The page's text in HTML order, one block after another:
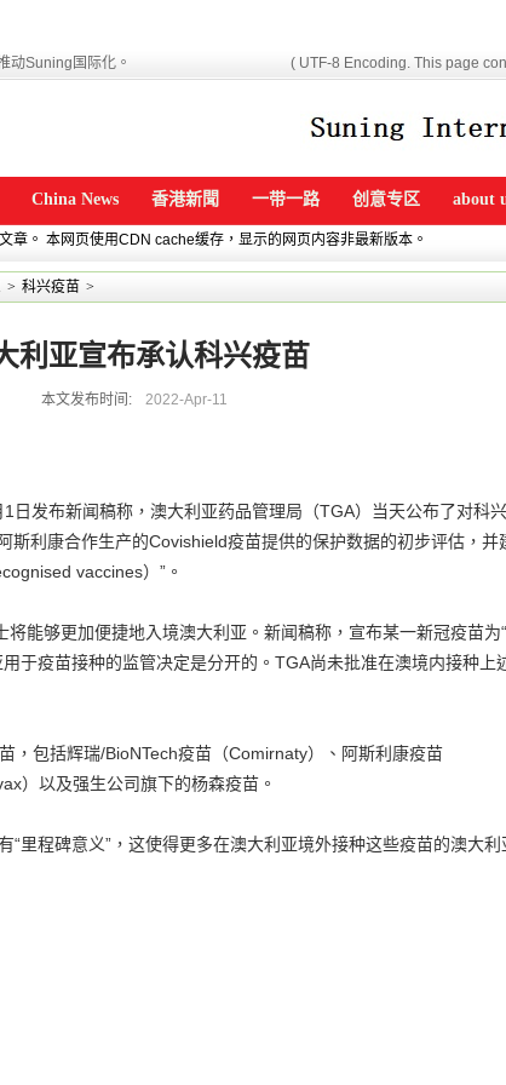
动Suning国际化。 ( UTF-8 Encoding. This page
China News 香港新聞 一带一路 创意专区 about
。 本网页使用CDN cache缓存，显示的网页内容非最新版本。
> 科兴疫苗 >
利亚宣布承认科兴疫苗
本文发布时间: 2022-Apr-11
日发布新闻稿称，澳大利亚药品管理局（TGA）当天公布了对科兴
斯利康合作生产的Covishield疫苗提供的保护数据的初步评估，并
vaccines）”。
将能够更加便捷地入境澳大利亚。新闻稿称，宣布某一新冠疫苗为
于疫苗接种的监管决定是分开的。TGA尚未批准在澳境内接种上
，包括辉瑞/BioNTech疫苗（Comirnaty）、阿斯利康疫苗
）以及强生公司旗下的杨森疫苗。
“里程碑意义”，这使得更多在澳大利亚境外接种这些疫苗的澳大利